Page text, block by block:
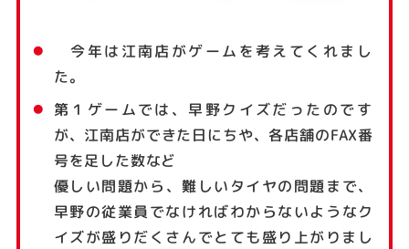
今年は江南店がゲームを考えてくれまし
た。
第１ゲームでは、早野クイズだったのです
が、江南店ができた日にちや、各店舗のFAX番
号を足した数など
優しい問題から、難しいタイヤの問題まで、
早野の従業員でなければわからないようなク
イズが盛りだくさんでとても盛り上がりまし